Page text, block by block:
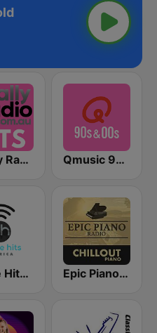
Totally Radio Hits Qmusic 90's & 00's
Dance Hits America Epic Piano - CHILLOUT PIANO